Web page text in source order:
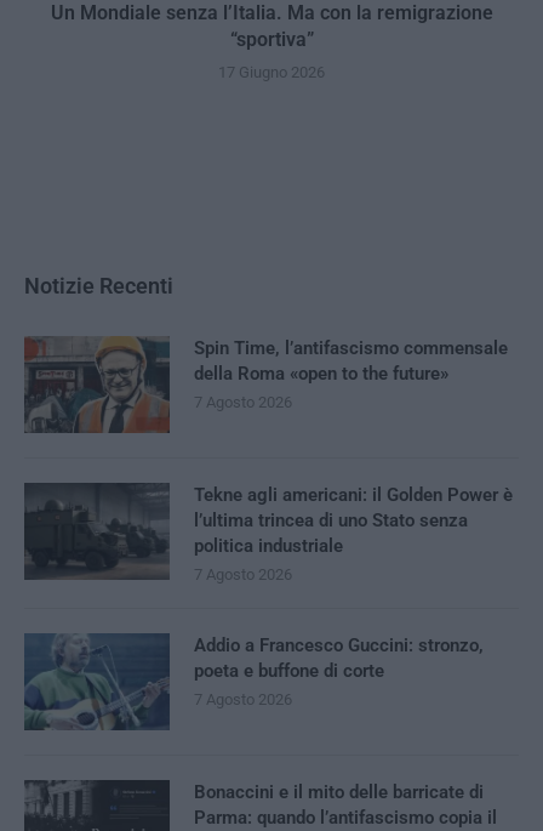
Un Mondiale senza l’Italia. Ma con la remigrazione
“sportiva”
17 Giugno 2026
Notizie Recenti
Spin Time, l’antifascismo commensale
della Roma «open to the future»
7 Agosto 2026
Tekne agli americani: il Golden Power è
l’ultima trincea di uno Stato senza
politica industriale
7 Agosto 2026
Addio a Francesco Guccini: stronzo,
poeta e buffone di corte
7 Agosto 2026
Bonaccini e il mito delle barricate di
Parma: quando l’antifascismo copia il